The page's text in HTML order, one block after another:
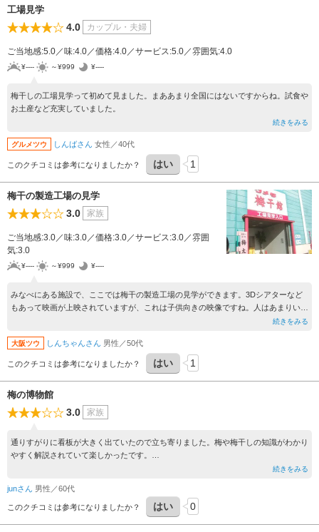
工場見学
4.0 カップル・夫婦
ご当地感:5.0／味:4.0／価格:4.0／サービス:5.0／雰囲気:4.0
¥---- ～¥999 ¥----
梅干しの工場見学って初めて見ました。まああまり全国にはないですからね。試食や
お土産など充実していました。
続きをみる
グルメツウ しんばさん 女性／40代
このクチコミは参考になりましたか？ はい 1
梅干の製造工場の見学
3.0 家族
ご当地感:3.0／味:3.0／価格:3.0／サービス:3.0／雰囲
気:3.0
¥---- ～¥999 ¥----
みなべにある施設で、ここでは梅干の製造工場の見学ができます。3Dシアターなど
もあって映画が上映されていますが、これは子供向きの映像ですね。人はあまりいま
続きをみる
大阪ツウ しんちゃんさん 男性／50代
このクチコミは参考になりましたか？ はい 1
梅の博物館
3.0 家族
通りすがりに看板が大きく出ていたので立ち寄りました。梅や梅干しの知識がわかり
やすく解説されていて楽しかったです。
売店では、梅干しをはじめ梅製品がたくさん販売されていて、味見もできるのでお土
続きをみる
junさん 男性／60代
このクチコミは参考になりましたか？ はい 0